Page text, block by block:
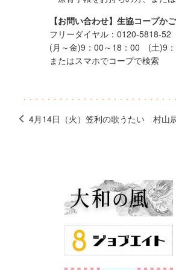
【お問い合わせ】生協コープか
フリーダイヤル：0120-5818-52
(月～金)9：00～18：00 (土)9
またはスマホでコープで検索
4月14日（火）笠利の歌うたい 村山